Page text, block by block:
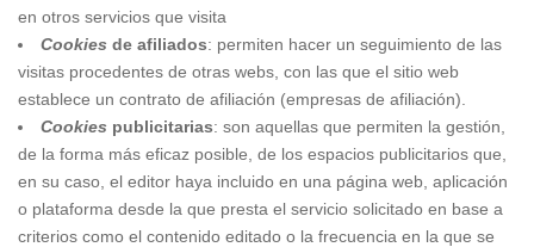
en otros servicios que visita
Cookies de afiliados: permiten hacer un seguimiento de las
visitas procedentes de otras webs, con las que el sitio web
establece un contrato de afiliación (empresas de afiliación).
Cookies publicitarias: son aquellas que permiten la gestión,
de la forma más eficaz posible, de los espacios publicitarios que,
en su caso, el editor haya incluido en una página web, aplicación
o plataforma desde la que presta el servicio solicitado en base a
criterios como el contenido editado o la frecuencia en la que se